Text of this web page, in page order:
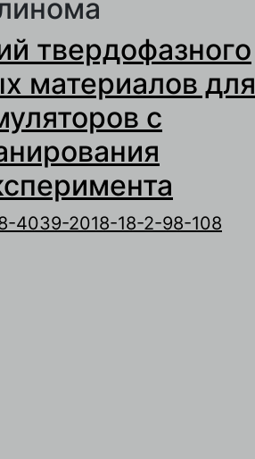
твердофазного
материалов для
с
4039-2018-18-2-98-108